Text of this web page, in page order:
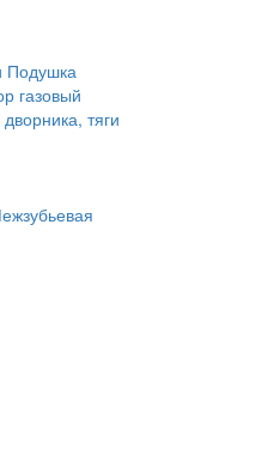
Подушка
газовый
тяги